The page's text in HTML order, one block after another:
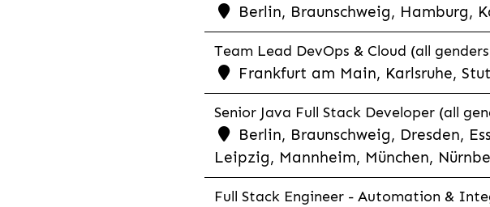
Berlin, Braunschweig, Hamburg,
Team Lead DevOps & Cloud (all
Frankfurt am Main, Karlsruhe,
Senior Java Full Stack Developer (all
Berlin, Braunschweig, Dresden,
Leipzig, Mannheim, München,
Full Stack Engineer - Automation &